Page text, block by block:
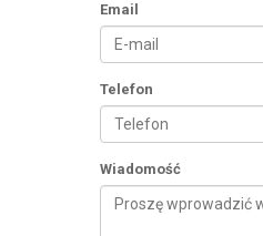
Email
Telefon
Wiadomość